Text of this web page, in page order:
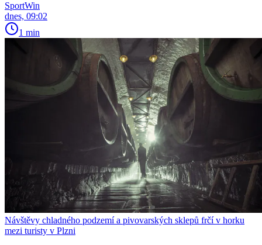
SportWin
dnes, 09:02
1 min
Návštěvy chladného podzemí a pivovarských sklepů frčí v horku
mezi turisty v Plzni